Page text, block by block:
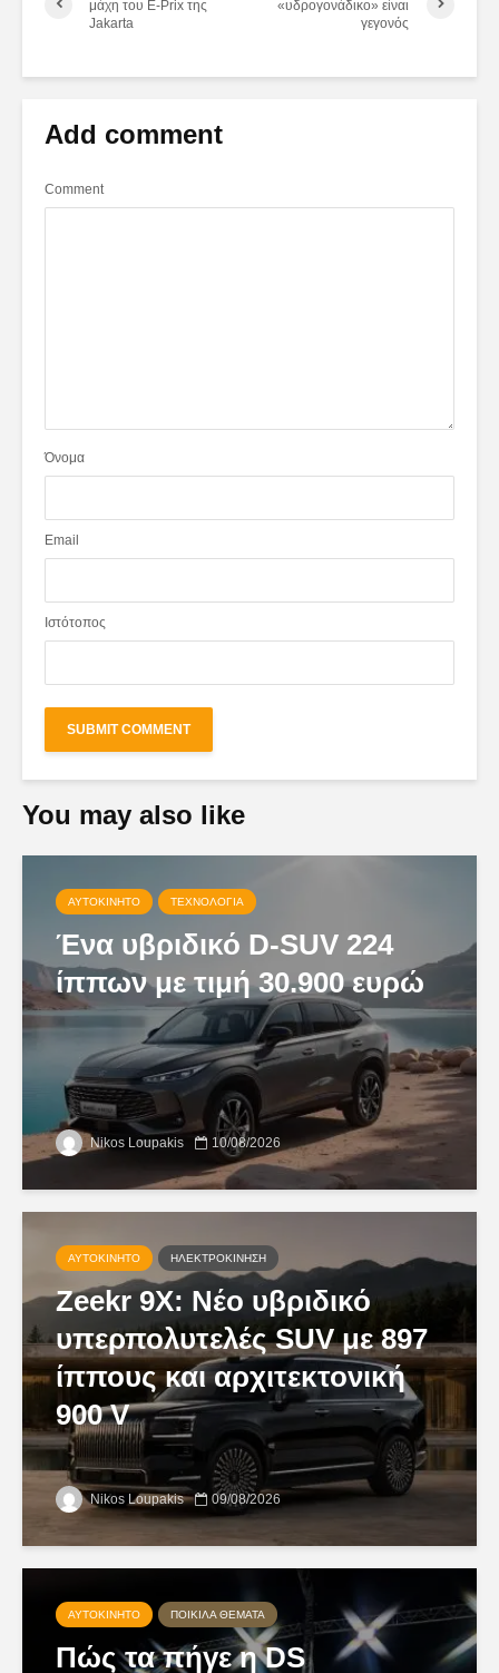
μάχη του E-Prix της
Jakarta
«υδρογονάδικο» είναι
γεγονός
Add comment
Comment
Όνομα
Email
Ιστότοπος
You may also like
ΑΥΤΟΚΊΝΗΤΟ ΤΕΧΝΟΛΟΓΊΑ
Ένα υβριδικό D-SUV 224
ίππων με τιμή 30.900 ευρώ
Nikos Loupakis 10/08/2026
ΑΥΤΟΚΊΝΗΤΟ ΗΛΕΚΤΡΟΚΊΝΗΣΗ
Zeekr 9X: Νέο υβριδικό
υπερπολυτελές SUV με 897
ίππους και αρχιτεκτονική
900 V
Nikos Loupakis 09/08/2026
ΑΥΤΟΚΊΝΗΤΟ ΠΟΙΚΊΛΑ ΘΈΜΑΤΑ
Πώς τα πήγε η DS